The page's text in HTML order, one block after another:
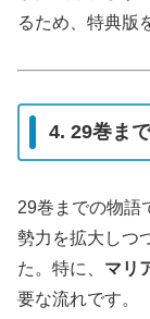
るため、特典版
4. 29巻ま
29巻までの物語
勢力を拡大しつ
た。特に、 マリ
要な流れです。